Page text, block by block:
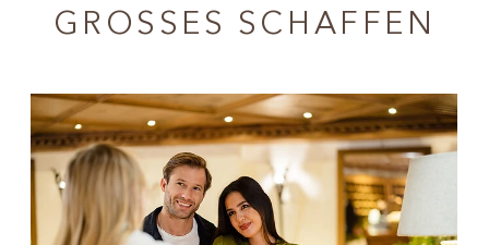
GROSSES SCHAFFEN